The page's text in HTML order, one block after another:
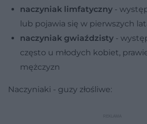
naczyniak limfatyczny -
lub pojawia się w pierwszych
naczyniak gwiaździsty -
często u młodych kobiet,
mężczyzn
Naczyniaki - guzy złośliwe: